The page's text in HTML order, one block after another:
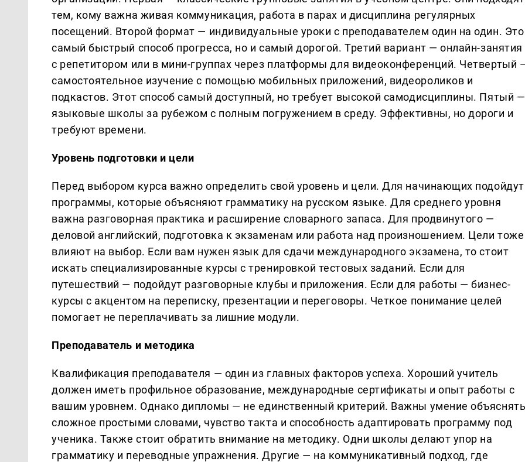
тем, кому важна живая коммуникация, работа в парах и дисциплина регулярных
посещений. Второй формат — индивидуальные уроки с преподавателем один на один. Это
самый быстрый способ прогресса, но и самый дорогой. Третий вариант — онлайн-занятия
с репетитором или в мини-группах через платформы для видеоконференций. Четвертый
самостоятельное изучение с помощью мобильных приложений, видеороликов и
подкастов. Этот способ самый доступный, но требует высокой самодисциплины. Пятый —
языковые школы за рубежом с полным погружением в среду. Эффективны, но дороги и
требуют времени.
Уровень подготовки и цели
Перед выбором курса важно определить свой уровень и цели. Для начинающих подойдут
программы, которые объясняют грамматику на русском языке. Для среднего уровня
важна разговорная практика и расширение словарного запаса. Для продвинутого —
деловой английский, подготовка к экзаменам или работа над произношением. Цели тоже
влияют на выбор. Если вам нужен язык для сдачи международного экзамена, то стоит
искать специализированные курсы с тренировкой тестовых заданий. Если для
путешествий — подойдут разговорные клубы и приложения. Если для работы — бизнес-
курсы с акцентом на переписку, презентации и переговоры. Четкое понимание целей
помогает не переплачивать за лишние модули.
Преподаватель и методика
Квалификация преподавателя — один из главных факторов успеха. Хороший учитель
должен иметь профильное образование, международные сертификаты и опыт работы с
вашим уровнем. Однако дипломы — не единственный критерий. Важны умение
сложное простыми словами, чувство такта и способность адаптировать программу под
ученика. Также стоит обратить внимание на методику. Одни школы делают упор на
грамматику и переводные упражнения. Другие — на коммуникативный подход, где